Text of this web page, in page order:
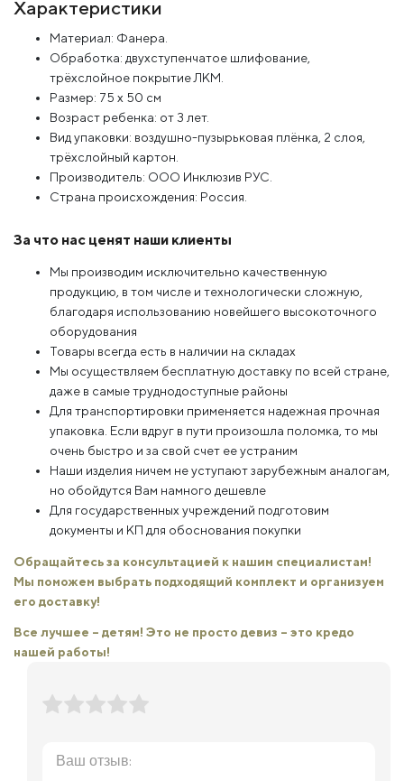
Характеристики
Материал: Фанера.
Обработка: двухступенчатое шлифование,
трёхслойное покрытие ЛКМ.
Размер: 75 х 50 см
Возраст ребенка: от 3 лет.
Вид упаковки: воздушно-пузырьковая плёнка, 2 слоя,
трёхслойный картон.
Производитель: ООО Инклюзив РУС.
Страна происхождения: Россия.
За что нас ценят наши клиенты
Мы производим исключительно качественную
продукцию, в том числе и технологически сложную,
благодаря использованию новейшего высокоточного
оборудования
Товары всегда есть в наличии на складах
Мы осуществляем бесплатную доставку по всей стране,
даже в самые труднодоступные районы
Для транспортировки применяется надежная прочная
упаковка. Если вдруг в пути произошла поломка, то мы
очень быстро и за свой счет ее устраним
Наши изделия ничем не уступают зарубежным аналогам,
но обойдутся Вам намного дешевле
Для государственных учреждений подготовим
документы и КП для обоснования покупки
Обращайтесь за консультацией к нашим специалистам!
Мы поможем выбрать подходящий комплект и организуем
его доставку!
Все лучшее – детям! Это не просто девиз – это кредо
нашей работы!